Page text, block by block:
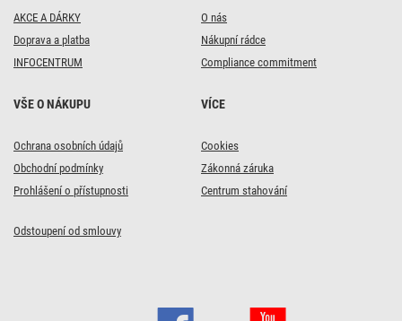
DOPRAVA ZDARMA
Alkalická baterie GP
Super AAA (LR03), 2
DOPRAVA ZDARMA
Alkalická baterie GP
Super AAA (LR03), 10
AKCE A DÁRKY
Doprava a platba
INFOCENTRUM
O nás
Nákupní rádce
Compliance commitment
VŠE O NÁKUPU
Ochrana osobních údajů
Obchodní podmínky
Prohlášení o přístupnosti
VÍCE
Cookies
Zákonná záruka
Centrum stahování
Odstoupení od smlouvy